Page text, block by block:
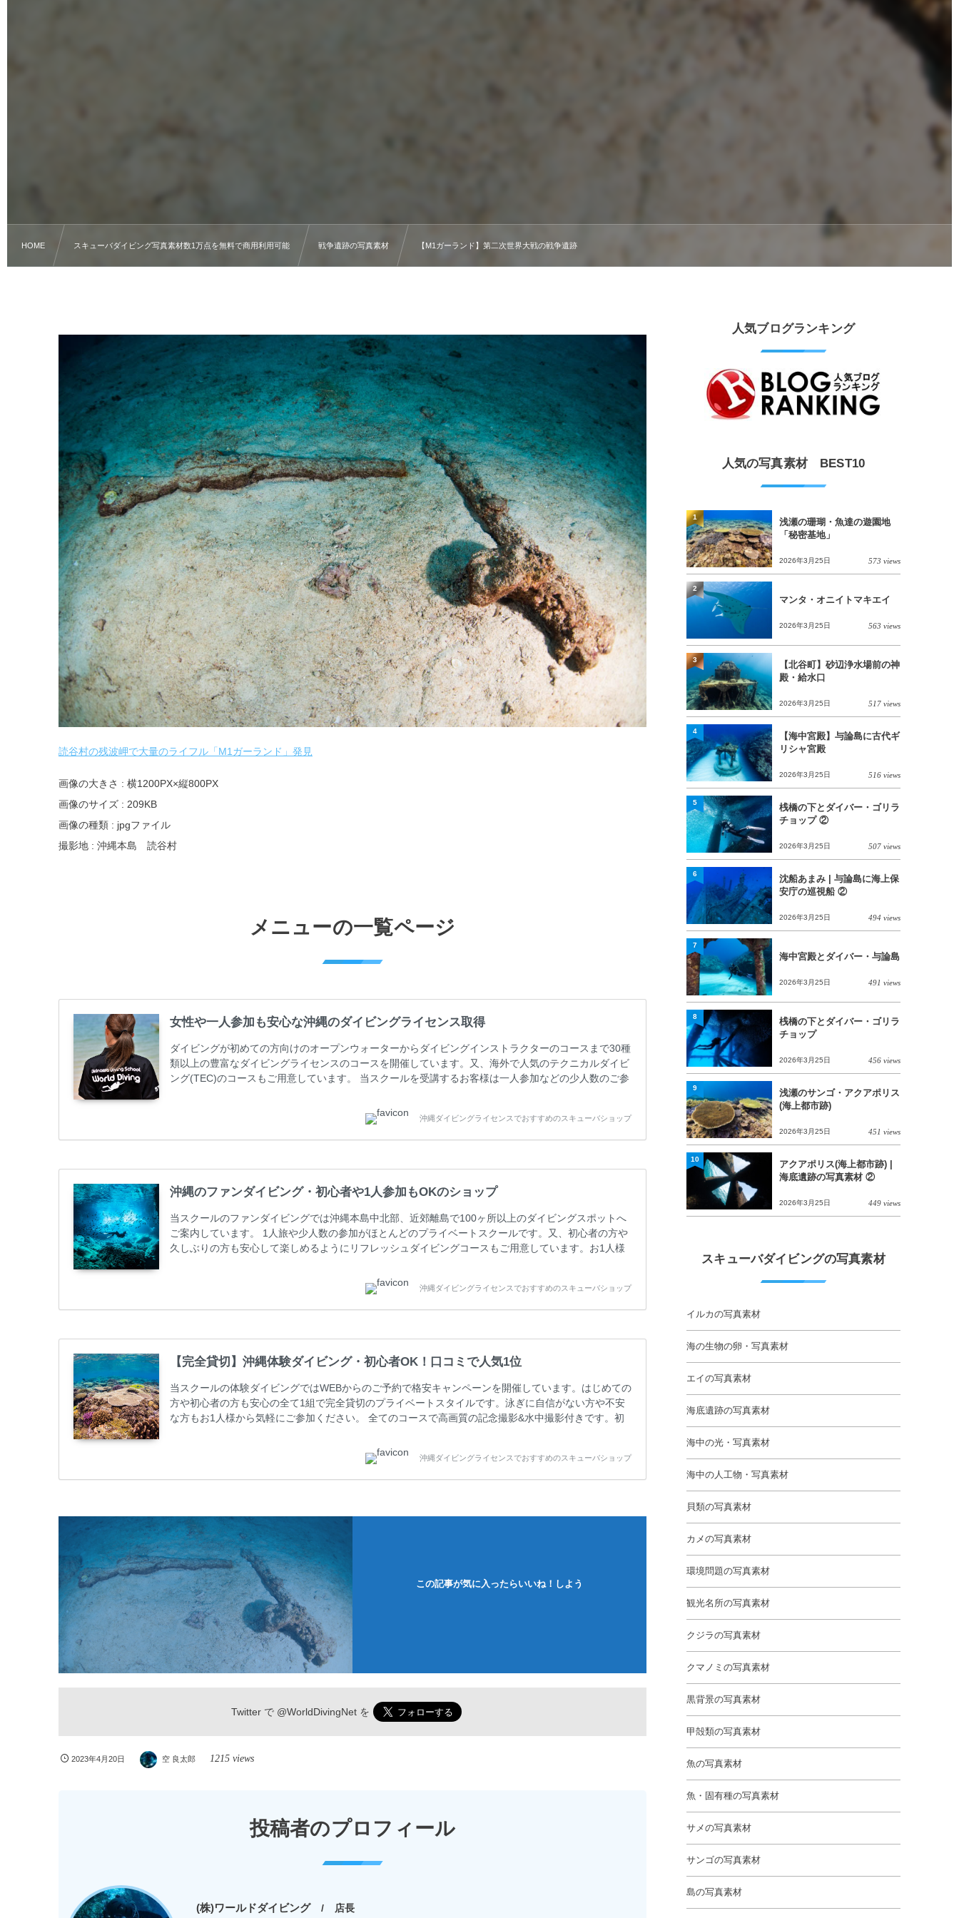
HOME スキューバダイビング写真素材数1万点を無料で商用利用可能 戦争遺跡の写真素材 【M1ガーランド】第二次世界大戦の戦争遺跡
読谷村の残波岬で大量のライフル「M1ガーランド」発見
画像の大きさ : 横1200PX×縦800PX
画像のサイズ : 209KB
画像の種類 : jpgファイル
撮影地 : 沖縄本島 読谷村
メニューの一覧ページ
女性や一人参加も安心な沖縄のダイビングライセンス取得
ダイビングが初めての方向けのオープンウォーターからダイビングインストラクターのコースまで30種
類以上の豊富なダイビングライセンスのコースを開催しています。又、海外で人気のテクニカルダイビ
ング(TEC)のコースもご用意しています。 当スクールを受講するお客様は一人参加などの少人数のご参
ス取得コースは年間を通じてキャンペーンを行っています。 ベーシックダイバー(Cカード) 1日間+eラ
ーニング 最安値キャンペーン ￥22800(税込) ￥16800(税込) 器材 / 送迎 / 保険 / 全て込み ダイビン
グ...
沖縄ダイビングライセンスでおすすめのスキューバショップ
沖縄のファンダイビング・初心者や1人参加もOKのショップ
当スクールのファンダイビングでは沖縄本島中北部、近郊離島で100ヶ所以上のダイビングスポットへ
ご案内しています。 1人旅や少人数の参加がほとんどのプライベートスクールです。又、初心者の方や
久しぶりの方も安心して楽しめるようにリフレッシュダイビングコースもご用意しています。お1人様
ンダイビングのリピーター様はファンダイビングの全てのコース費が10%OFF、フル器材レンタルが
50%OFFになります。 沖縄本島周辺ビーチ・ファンダイビング ￥13800(税込)【 2ビーチ 】 ウエイ
ト / タンク / 送迎...
沖縄ダイビングライセンスでおすすめのスキューバショップ
【完全貸切】沖縄体験ダイビング・初心者OK！口コミで人気1位
当スクールの体験ダイビングではWEBからのご予約で格安キャンペーンを開催しています。はじめての
方や初心者の方も安心の全て1組で完全貸切のプライベートスタイルです。泳ぎに自信がない方や不安
な方もお1人様から気軽にご参加ください。 全てのコースで高画質の記念撮影&水中撮影付きです。初
ビング 格安キャンペーン！！￥16800 ￥11800(税込) 器材 / 送迎 / 保険 / 全て込み ダイビングがはじ
めての方や初心者でも気軽に体験できる半日のコース。沖縄本島のビーチからのんびりダイビングを楽
しめます...
沖縄ダイビングライセンスでおすすめのスキューバショップ
この記事が気に入ったらいいね！しよう
Twitter で @WorldDivingNetを
2023年4月20日 空 良太郎 1215 views
投稿者のプロフィール
(株)ワールドダイビング 店長
人気ブログランキング
人気の写真素材 BEST10
浅瀬の珊瑚・魚達の遊園地
「秘密基地」
2026年3月25日 573 views
1
マンタ・オニイトマキエイ
2026年3月25日 563 views
2
【北谷町】砂辺浄水場前の神
殿・給水口
2026年3月25日 517 views
3
【海中宮殿】与論島に古代ギ
リシャ宮殿
2026年3月25日 516 views
4
桟橋の下とダイバー・ゴリラ
チョップ ②
2026年3月25日 507 views
5
沈船あまみ | 与論島に海上保
安庁の巡視船 ②
2026年3月25日 494 views
6
海中宮殿とダイバー・与論島
2026年3月25日 491 views
7
桟橋の下とダイバー・ゴリラ
チョップ
2026年3月25日 456 views
8
浅瀬のサンゴ・アクアポリス
(海上都市跡)
2026年3月25日 451 views
9
アクアポリス(海上都市跡) |
海底遺跡の写真素材 ②
2026年3月25日 449 views
10
スキューバダイビングの写真素材
イルカの写真素材
海の生物の卵・写真素材
エイの写真素材
海底遺跡の写真素材
海中の光・写真素材
海中の人工物・写真素材
貝類の写真素材
カメの写真素材
環境問題の写真素材
観光名所の写真素材
クジラの写真素材
クマノミの写真素材
黒背景の写真素材
甲殻類の写真素材
魚の写真素材
魚・固有種の写真素材
サメの写真素材
サンゴの写真素材
島の写真素材